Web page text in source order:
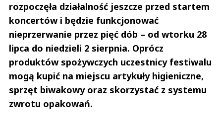
rozpoczęła działalność jeszcze przed startem
koncertów i będzie funkcjonować
nieprzerwanie przez pięć dób – od wtorku 28
lipca do niedzieli 2 sierpnia. Oprócz
produktów spożywczych uczestnicy festiwalu
mogą kupić na miejscu artykuły higieniczne,
sprzęt biwakowy oraz skorzystać z systemu
zwrotu opakowań.